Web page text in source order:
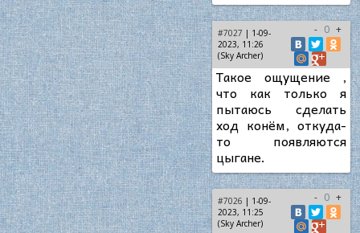
#7027 | 1-09-
2023, 11:26
(Sky Archer)
- 0 +
Такое ощущение ,
что как только я
пытаюсь сделать
ход конём, откуда-
то появляются
цыгане.
#7026 | 1-09-
2023, 11:25
(Sky Archer)
- 0 +